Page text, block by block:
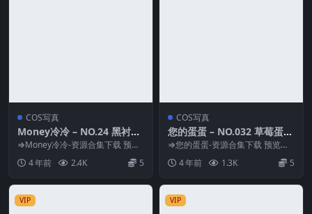
COS写真
Money冷冷 – NO.24 黑衬衫
[60P2V-3.65GB]
⇒Money冷冷-资源合集下载 预览
图片 资源简介 「资源名称」：Mo
ney冷冷...
4 年前 2.4K 5
COS写真
您的蛋蛋 – NO.032 草莓蛋糕
[58P1V-807MB]
⇒您的蛋蛋-资源合集下载 预览图
片 资源简介 「资源名称」：您的
蛋蛋 – NO....
4 年前 1.3K 5
VIP VIP